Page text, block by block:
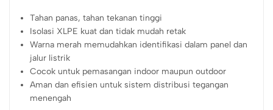
Tahan panas, tahan tekanan tinggi
Isolasi XLPE kuat dan tidak mudah retak
Warna merah memudahkan identifikasi dalam panel dan
jalur listrik
Cocok untuk pemasangan indoor maupun outdoor
Aman dan efisien untuk sistem distribusi tegangan
menengah